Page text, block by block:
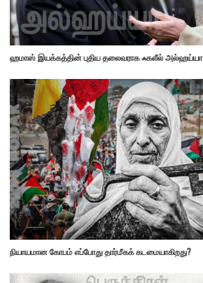
ஹமாஸ் இயக்கத்தின் புதிய தலைவராக ஃகலீல் அல்ஹய்யா
நியாயமான கோபம் எப்போது தார்மீகக் கடமையாகிறது?